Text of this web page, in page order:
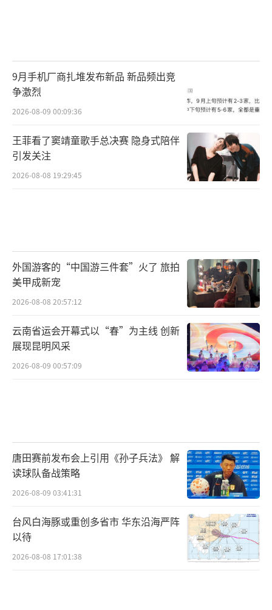
9月手机厂商扎堆发布新品 新品频出竞
争激烈
2026-08-09 00:09:36
王菲看了窦靖童歌手总决赛 隐身式陪伴
引发关注
2026-08-08 19:29:45
外国游客的“中国游三件套”火了 旅拍
美甲成新宠
2026-08-08 20:57:12
云南省运会开幕式以“春”为主线 创新
展现昆明风采
2026-08-09 00:57:09
唐田赛前发布会上引用《孙子兵法》 解
读球队备战策略
2026-08-09 03:41:31
台风白海豚或重创多省市 华东沿海严阵
以待
2026-08-08 17:01:38